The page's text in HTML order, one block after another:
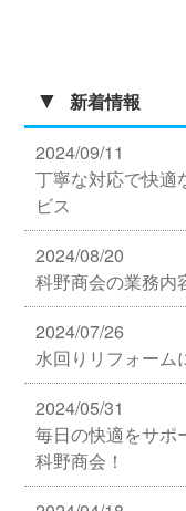
▼ 新着情報
2024/09/11
丁寧な対応で快適
ビス
2024/08/20
科野商会の業務内
2024/07/26
水回りリフォーム
2024/05/31
毎日の快適をサポ
科野商会！